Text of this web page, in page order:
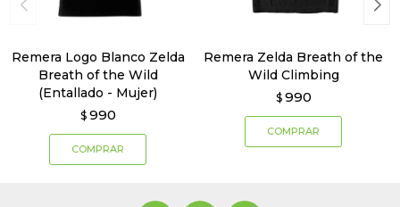
Remera Logo Blanco Zelda
Breath of the Wild
(Entallado - Mujer)
$ 990
Remera Zelda Breath of the
Wild Climbing
$ 990